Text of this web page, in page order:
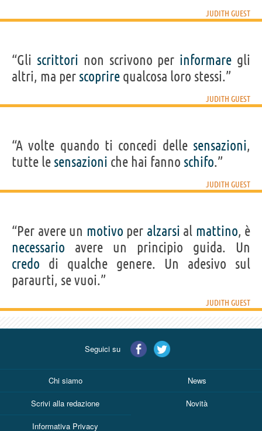
JUDITH GUEST
“Gli scrittori non scrivono per informare gli
altri, ma per scoprire qualcosa loro stessi.”
JUDITH GUEST
“A volte quando ti concedi delle sensazioni,
tutte le sensazioni che hai fanno schifo.”
JUDITH GUEST
“Per avere un motivo per alzarsi al mattino, è
necessario avere un principio guida. Un
credo di qualche genere. Un adesivo sul
paraurti, se vuoi.”
JUDITH GUEST
Seguici su
Chi siamo News
Scrivi alla redazione Novità
Informativa Privacy